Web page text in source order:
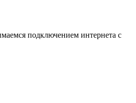
подключением интернета с